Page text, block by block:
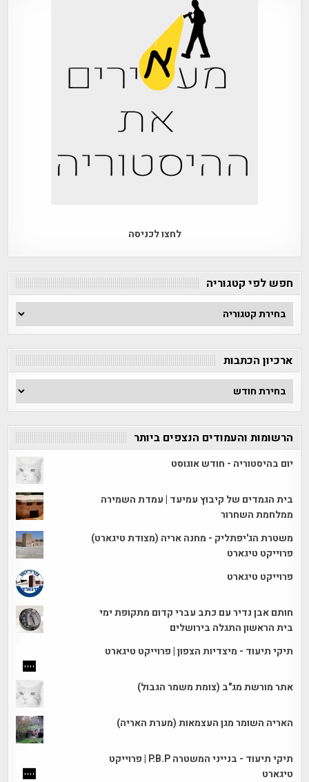
לחצו לכניסה
חפש לפי קטגוריה
חפש
לפי
קטגוריה
ארכיון הכתבות
ארכיון
הכתבות
הרשומות והעמודים הנצפים ביותר
יום בהיסטוריה - חודש אוגוסט
בית הגמדים של קיבוץ עמיעד | עמדת השמירה
ממלחמת השחרור
משטרת הג'יפתליק - מחנה אריה (מצודת טיגארט)
פרוייקט טיגארט
פרוייקט טיגארט
חותם אבן נדיר עם כתב עברי קדום מתקופת ימי
בית הראשון התגלה בירושלים
תיקי תיעוד - מיצדיות הצפון | פרוייקט טיגארט
אתר מורשת מג"ב (צומת משמר הגבול)
האריה השומר מגן העצמאות (מערת האריה)
תיקי תיעוד - בנייני המשטרה P.B.P | פרוייקט
טיגארט